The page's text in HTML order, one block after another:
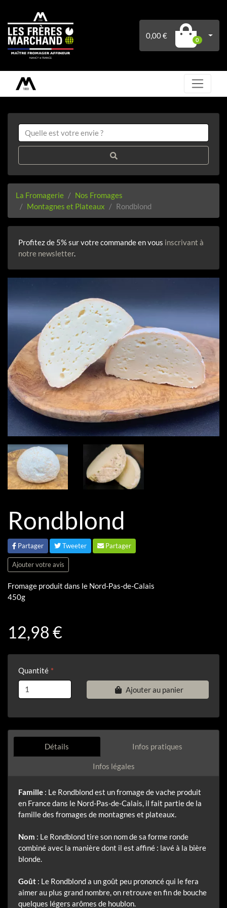
0,00 € 0
La Fromagerie
Nos Fromages
Montagnes et Plateaux
Rondblond
Profitez de 5% sur votre commande en vous inscrivant à
notre newsletter.
Rondblond
Partager Tweeter Partager
Ajouter votre avis
Fromage produit dans le Nord-Pas-de-Calais
450g
12,98 €
Quantité
Ajouter au panier
Détails Infos pratiques
Infos légales
Famille : Le Rondblond est un fromage de vache produit
en France dans le Nord-Pas-de-Calais, il fait partie de la
famille des fromages de montagnes et plateaux.
Nom : Le Rondblond tire son nom de sa forme ronde
combiné avec la manière dont il est affiné : lavé à la bière
blonde.
Goût : Le Rondblond a un goût peu prononcé qui le fera
aimer au plus grand nombre, on retrouve en fin de bouche
quelques légers arômes de houblon.